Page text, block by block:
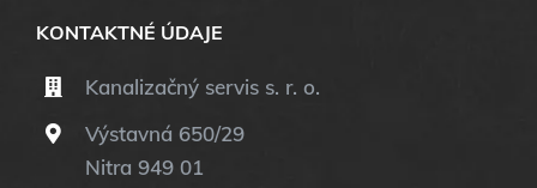
KONTAKTNÉ ÚDAJE
Kanalizačný servis s. r. o.
Výstavná 650/29
Nitra 949 01